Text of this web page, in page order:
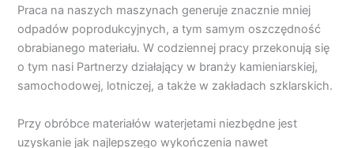
Praca na naszych maszynach generuje znacznie mniej
odpadów poprodukcyjnych, a tym samym oszczędność
obrabianego materiału. W codziennej pracy przekonują się
o tym nasi Partnerzy działający w branży kamieniarskiej,
samochodowej, lotniczej, a także w zakładach szklarskich.
Przy obróbce materiałów waterjetami niezbędne jest
uzyskanie jak najlepszego wykończenia nawet